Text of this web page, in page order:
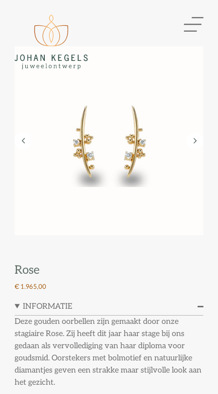
Rose
€ 1.965,00
INFORMATIE
Deze gouden oorbellen zijn gemaakt door onze
stagiaire Rose. Zij heeft dit jaar haar stage bij ons
gedaan als vervollediging van haar diploma voor
goudsmid. Oorstekers met bolmotief en natuurlijke
diamantjes geven een strakke maar stijlvolle look aan
het gezicht.